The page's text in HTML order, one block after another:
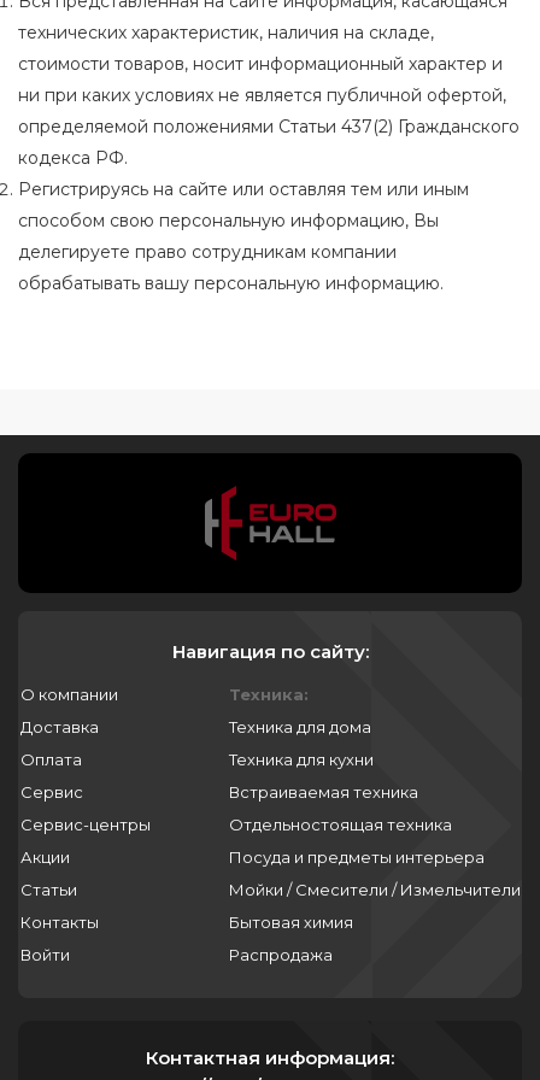
технических характеристик, наличия на складе,
стоимости товаров, носит информационный характер и
ни при каких условиях не является публичной офертой,
определяемой положениями Статьи 437(2) Гражданского
кодекса РФ.
Регистрируясь на сайте или оставляя тем или иным
способом свою персональную информацию, Вы
делегируете право сотрудникам компании
обрабатывать вашу персональную информацию.
Навигация по сайту:
О компании
Доставка
Оплата
Сервис
Сервис-центры
Акции
Статьи
Контакты
Войти
Техника:
Техника для дома
Техника для кухни
Встраиваемая техника
Отдельностоящая техника
Посуда и предметы интерьера
Мойки / Смесители / Измельчители
Бытовая химия
Распродажа
Контактная информация: